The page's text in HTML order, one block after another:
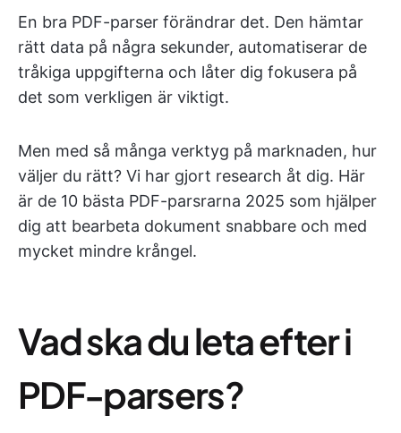
En bra PDF-parser förändrar det. Den hämtar
rätt data på några sekunder, automatiserar de
tråkiga uppgifterna och låter dig fokusera på
det som verkligen är viktigt.
Men med så många verktyg på marknaden, hur
väljer du rätt? Vi har gjort research åt dig. Här
är de 10 bästa PDF-parsrarna 2025 som hjälper
dig att bearbeta dokument snabbare och med
mycket mindre krångel.
Vad ska du leta efter i
PDF-parsers?